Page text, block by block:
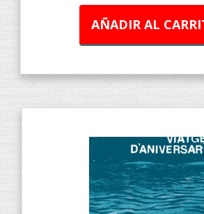
AÑADIR AL